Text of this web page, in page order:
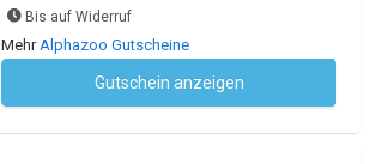
Bis auf Widerruf
MehrAlphazoo Gutscheine
Gutschein anzeigen